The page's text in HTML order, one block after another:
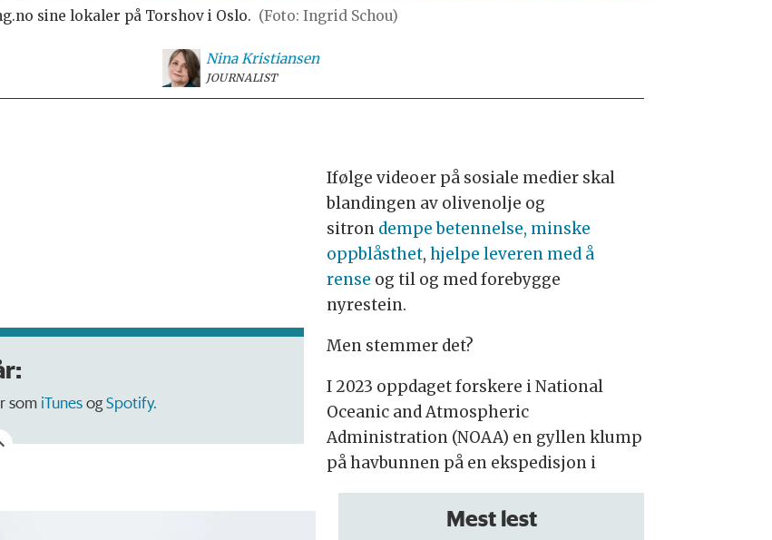
sine lokaler på Torshov i Oslo. (Foto: Ingrid Schou)
Nina Kristiansen
JOURNALIST
som iTunesogSpotify.
Ifølge videoer på sosiale medier skal
blandingen av olivenolje og
sitron dempe betennelse, minske
oppblåsthet,hjelpe leveren med å
rense og til og med forebygge
nyrestein.
Men stemmer det?
Mest lest
I 2023 oppdaget forskere i National
Oceanic and Atmospheric
Administration (NOAA) en gyllen klump
på havbunnen på en ekspedisjon i